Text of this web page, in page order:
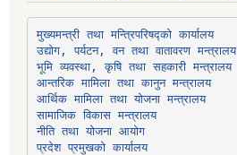
मुख्यमन्त्री तथा मन्त्रिपरिषद्को कार्यालय
उद्योग, पर्यटन, वन तथा वातावरण मन्त्रालय
भूमि व्यवस्था, कृषि तथा सहकारी मन्त्रालय
आन्तरिक मामिला तथा कानुन मन्त्रालय
आर्थिक मामिला तथा योजना मन्त्रालय
सामाजिक विकास मन्त्रालय
नीति तथा योजना आयोग
प्रदेश प्रमुखको कार्यालय